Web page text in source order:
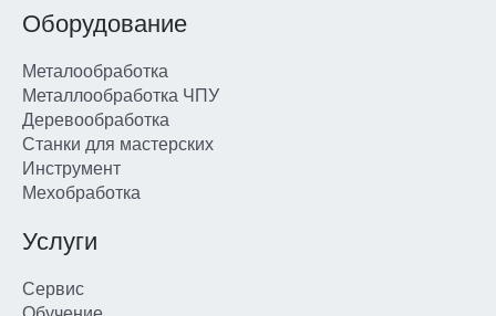
Оборудование
Металообработка
Металлообработка ЧПУ
Деревообработка
Станки для мастерских
Инструмент
Мехобработка
Услуги
Сервис